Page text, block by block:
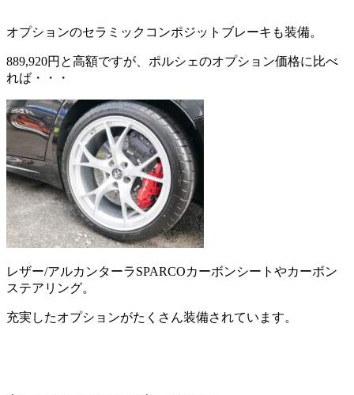
オプションのセラミックコンポジットブレーキも装備。
889,920円と高額ですが、ポルシェのオプション価格に比べ
れば・・・
レザー/アルカンターラSPARCOカーボンシートやカーボン
ステアリング。
充実したオプションがたくさん装備されています。